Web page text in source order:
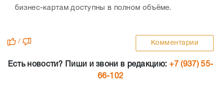
бизнес-картам доступны в полном объёме.
/ Комментарии
Есть новости? Пиши и звони в редакцию: +7 (937) 55-
66-102